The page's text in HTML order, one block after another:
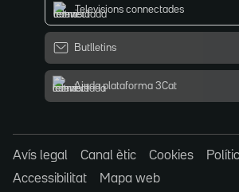
Televisions connectades
Butlletins
Ajuda plataforma 3Cat
Avís legal Canal ètic Cookies
Accessibilitat
Mapa web